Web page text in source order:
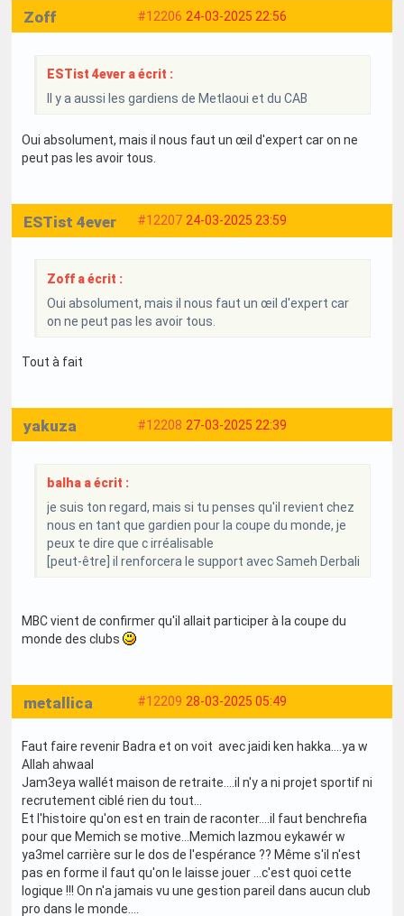
#12206 24-03-2025 22:56
Zoff
ESTist 4ever a écrit :
Il y a aussi les gardiens de Metlaoui et du CAB
Oui absolument, mais il nous faut un œil d'expert car on ne
peut pas les avoir tous.
#12207 24-03-2025 23:59
ESTist 4ever
Zoff a écrit :
Oui absolument, mais il nous faut un œil d'expert car
on ne peut pas les avoir tous.
Tout à fait
#12208 27-03-2025 22:39
yakuza
balha a écrit :
je suis ton regard, mais si tu penses qu'il revient chez
nous en tant que gardien pour la coupe du monde, je
peux te dire que c irréalisable
[peut-être] il renforcera le support avec Sameh Derbali
MBC vient de confirmer qu'il allait participer à la coupe du
monde des clubs
#12209 28-03-2025 05:49
metallica
Faut faire revenir Badra et on voit avec jaidi ken hakka....ya w
Allah ahwaal
Jam3eya wallét maison de retraite....il n'y a ni projet sportif ni
recrutement ciblé rien du tout...
Et l'histoire qu'on est en train de raconter....il faut benchrefia
pour que Memich se motive...Memich lazmou eykawér w
ya3mel carrière sur le dos de l'espérance ?? Même s'il n'est
pas en forme il faut qu'on le laisse jouer ...c'est quoi cette
logique !!! On n'a jamais vu une gestion pareil dans aucun club
pro dans le monde....